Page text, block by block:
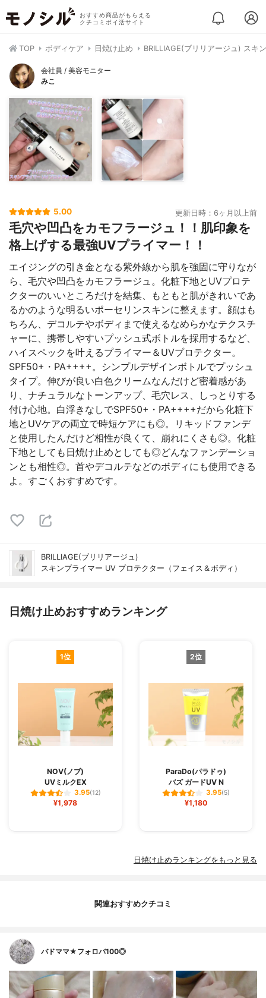
おすすめ商品がもらえる
クチコミポイ活サイト
TOP ボディケア 日焼け止め BRILLIAGE(ブリリアージュ) スキ
会社員 / 美容モニター
みこ
5.00 更新日時：6ヶ月以上前
毛穴や凹凸をカモフラージュ！！肌印象を
格上げする最強UVプライマー！！
エイジングの引き金となる紫外線から肌を強固に守りなが
ら、毛穴や凹凸をカモフラージュ。化粧下地とUVプロテ
クターのいいところだけを結集、もともと肌がきれいであ
るかのような明るいポーセリンスキンに整えます。顔はも
ちろん、デコルテやボディまで使えるなめらかなテクスチ
ャーに、携帯しやすいプッシュ式ボトルを採用するなど、
ハイスペックを叶えるプライマー＆UVプロテクター。
SPF50+・PA++++。シンプルデザインボトルでプッシュ
タイプ。伸びが良い白色クリームなんだけど密着感があ
り、ナチュラルなトーンアップ、毛穴レス、しっとりする
付け心地。白浮きなしでSPF50+・PA++++だから化粧下
地とUVケアの両立で時短ケアにも◎。リキッドファンデ
と使用したんだけど相性が良くて、崩れにくさも◎。化粧
下地としても日焼け止めとしても◎どんなファンデーショ
ンとも相性◎。首やデコルテなどのボディにも使用できる
よ。すごくおすすめです。
BRILLIAGE(ブリリアージュ)
スキンプライマー UV プロテクター（フェイス＆ボディ）
日焼け止めおすすめランキング
1位
NOV(ノブ)
UVミルクEX
3.95(12)
¥1,978
2位
ParaDo(パラドゥ)
バズ ガードUV N
3.95(5)
¥1,180
日焼け止めランキングをもっと見る
関連おすすめクチコミ
バドママ★フォロバ100◎